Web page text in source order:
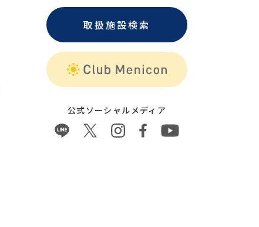
取扱施設検索
公式ソーシャルメディア